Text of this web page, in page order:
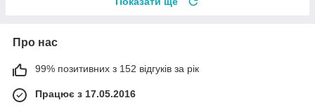
Про нас
99% позитивних з 152 відгуків за рік
Працює з 17.05.2016